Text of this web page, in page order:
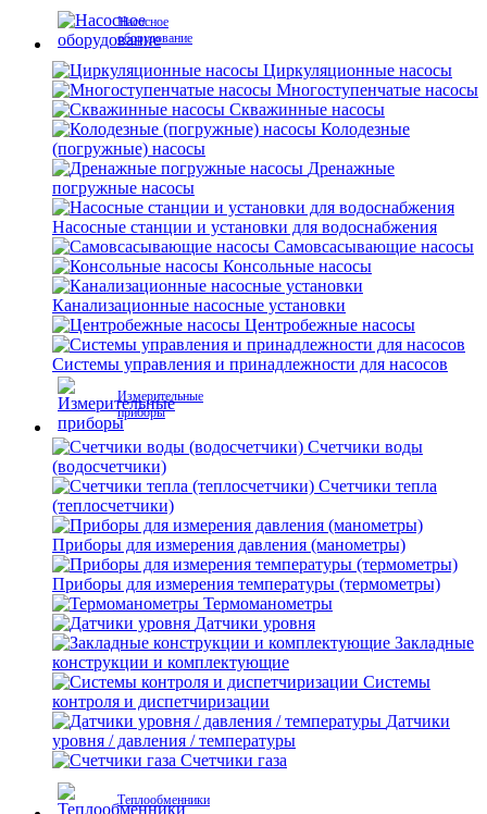
Насосное
оборудование
Циркуляционные насосы
Многоступенчатые насосы
Скважинные насосы
Колодезные
(погружные) насосы
Дренажные
погружные насосы
Насосные станции и установки для водоснабжения
Самовсасывающие насосы
Консольные насосы
Канализационные насосные установки
Центробежные насосы
Системы управления и принадлежности для насосов
Измерительные
приборы
Счетчики воды
(водосчетчики)
Счетчики тепла
(теплосчетчики)
Приборы для измерения давления (манометры)
Приборы для измерения температуры (термометры)
Термоманометры
Датчики уровня
Закладные
конструкции и комплектующие
Системы
контроля и диспетчиризации
Датчики
уровня / давления / температуры
Счетчики газа
Теплообменники